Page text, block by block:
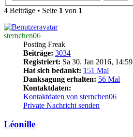
4 Beiträge • Seite 1 von 1
sternchen06
Posting Freak
Beiträge: 3034
Registriert: Sa 30. Jan 2016, 14:59
Hat sich bedankt: 151 Mal
Danksagung erhalten: 56 Mal
Kontaktdaten:
Kontaktdaten von sternchen06
Private Nachricht senden
Léonille